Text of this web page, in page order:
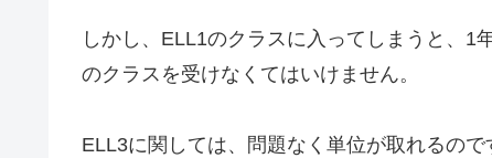
しかし、ELL1のクラスに入ってしまうと、1
のクラスを受けなくてはいけません。
ELL3に関しては、問題なく単位が取れるの